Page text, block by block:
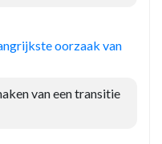
oorzaak van
van een transitie